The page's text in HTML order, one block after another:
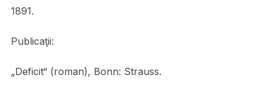
1891.
Publicaţii:
„Deficit“ (roman), Bonn: Strauss.